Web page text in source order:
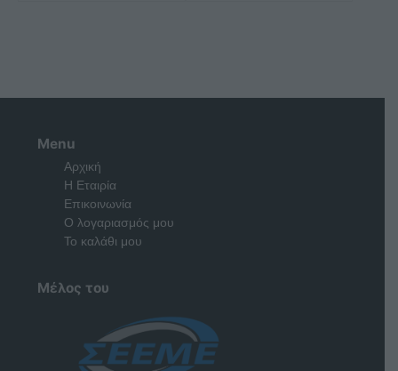
Menu
Αρχική
Η Εταιρία
Επικοινωνία
Ο λογαριασμός μου
Το καλάθι μου
Μέλος του